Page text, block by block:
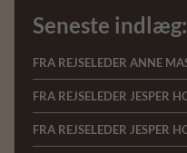
Seneste indlæg: